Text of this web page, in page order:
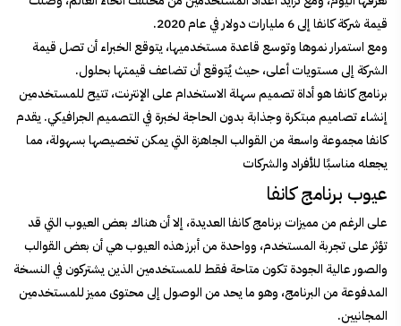
قيمة شركة كانفا إلى 6 مليارات دولار في عام 2020.
ومع استمرار نموها وتوسع قاعدة مستخدميها، يتوقع الخبراء أن تصل قيمة
الشركة إلى مستويات أعلى، حيث يُتوقع أن تضاعف قيمتها بحلول.
برنامج كانفاهو أداة تصميم سهلة الاستخدام على الإنترنت، تتيح للمستخدمين
إنشاء تصاميم مبتكرة وجذابة بدون الحاجة لخبرة في التصميم الجرافيكي. يقدم
كانفا مجموعة واسعة من القوالب الجاهزة التي يمكن تخصيصها بسهولة، مما
يجعله مناسبًا للأفراد والشركات
عيوب برنامج كانفا
على الرغم من مميزات برنامج كانفا العديدة، إلا أن هناك بعض العيوب التي قد
تؤثر على تجربة المستخدم، وواحدة من أبرز هذه العيوب هي أن بعض القوالب
والصور عالية الجودة تكون متاحة فقط للمستخدمين الذين يشتركون في النسخة
المدفوعة من البرنامج، وهو ما يحد من الوصول إلى محتوى مميز للمستخدمين
المجانيين.